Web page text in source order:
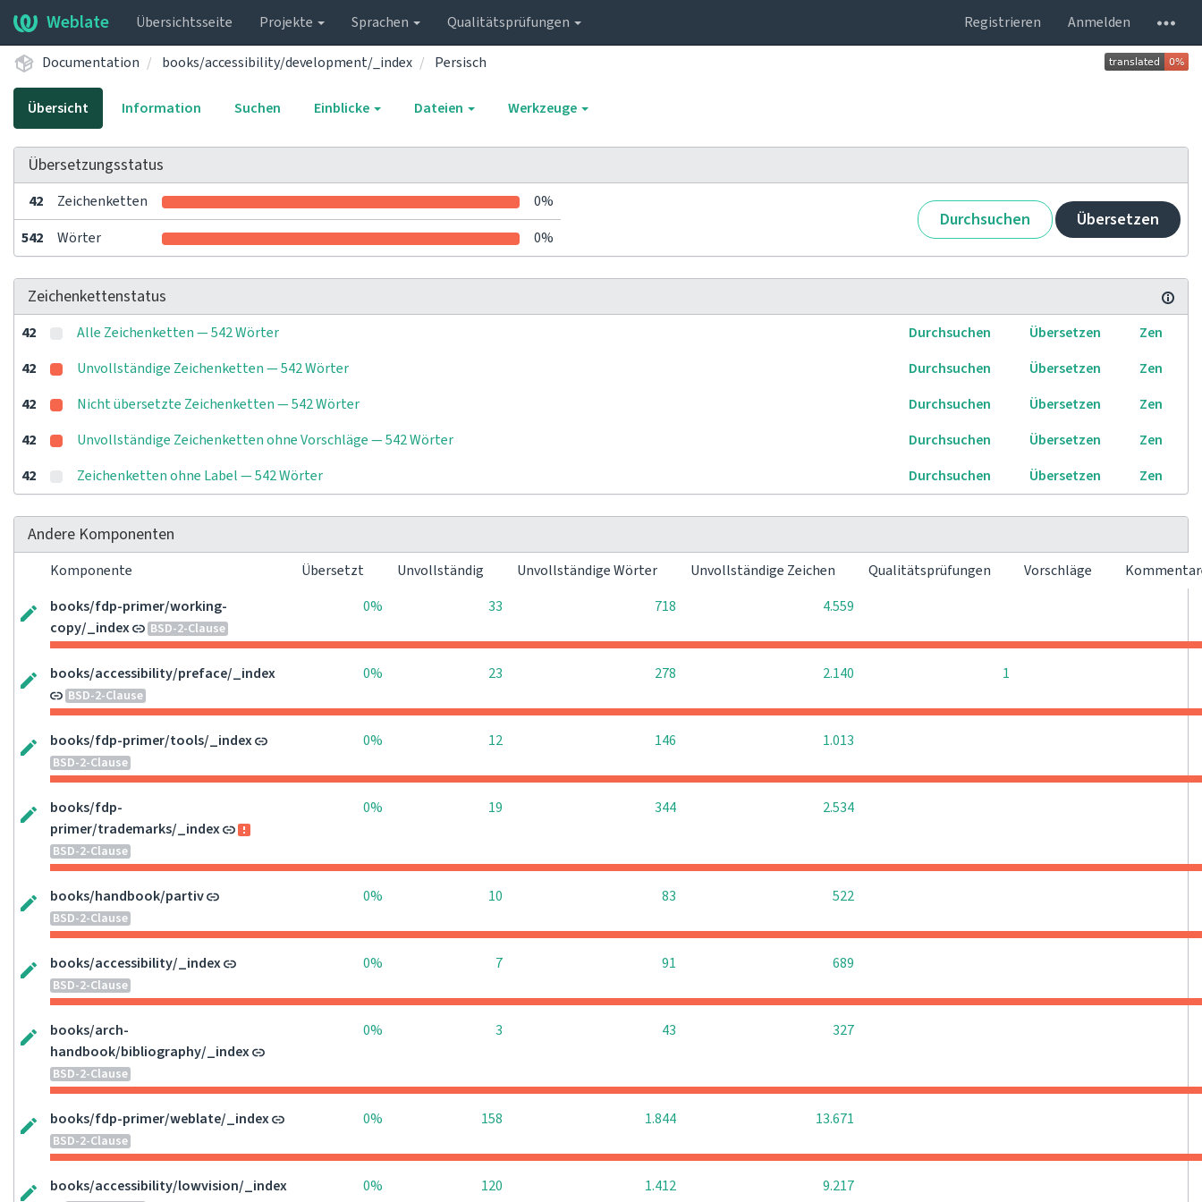
Weblate Übersichtsseite Projekte Sprachen Qualitätsprüfungen Registrieren Anmelden
Documentation books/accessibility/development/_index Persisch
Übersicht Information Suchen Einblicke Dateien Werkzeuge
Übersetzungsstatus
42 Zeichenketten 0%
Durchsuchen Übersetzen
542 Wörter 0%
Zeichenkettenstatus
42 Alle Zeichenketten — 542 Wörter Durchsuchen Übersetzen
Zen
42
Unvollständige Zeichenketten — 542 Wörter Durchsuchen Übersetzen
Zen
42
Nicht übersetzte Zeichenketten — 542 Wörter Durchsuchen Übersetzen
Zen
42
Unvollständige Zeichenketten ohne Vorschläge — 542 Wörter Durchsuchen Übersetzen
Zen
42
Zeichenketten ohne Label — 542 Wörter Durchsuchen Übersetzen Zen
Andere Komponenten
Komponente Übersetzt Unvollständig Unvollständige Wörter Unvollständige Zeichen Qualitätsprüfungen Vorschläge
books/fdp-primer/working-
copy/_index
BSD-2-Clause
0% 33 718 4.559
books/accessibility/preface/_index
BSD-2-Clause
0% 23 278 2.140 1
books/fdp-primer/tools/_index
BSD-2-Clause
0% 12 146 1.013
books/fdp-
primer/trademarks/_index
BSD-2-Clause
0% 19 344 2.534
books/handbook/partiv
BSD-2-Clause
0% 10 83 522
books/accessibility/_index
BSD-2-Clause
0% 7 91 689
books/arch-
handbook/bibliography/_index
BSD-2-Clause
0% 3 43 327
books/fdp-primer/weblate/_index
BSD-2-Clause
0% 158 1.844 13.671
books/accessibility/lowvision/_index 0% 120 1.412 9.217